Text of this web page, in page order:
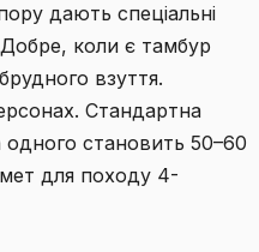
дають спеціальні
коли є тамбур
взуття.
Стандартна
становить 50–60
для походу 4-